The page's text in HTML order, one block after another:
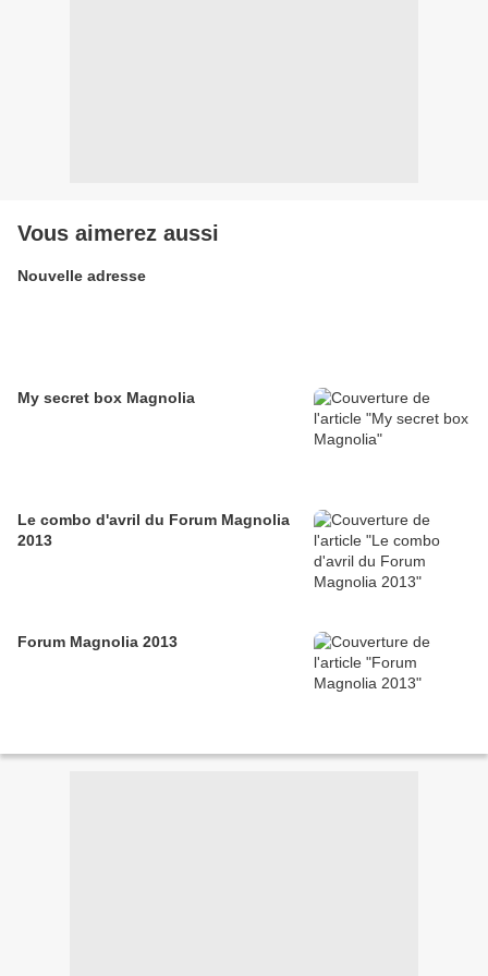
Vous aimerez aussi
Nouvelle adresse
My secret box Magnolia
Le combo d'avril du Forum Magnolia
2013
Forum Magnolia 2013